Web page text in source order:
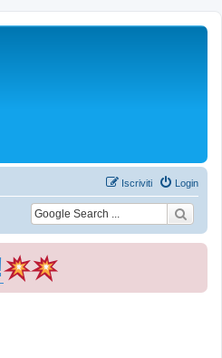
Login
Iscriviti